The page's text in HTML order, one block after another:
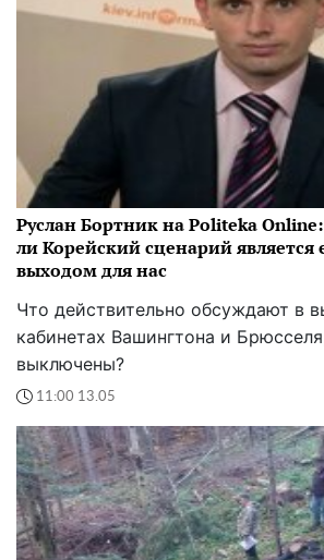
Руслан Бортник на Politeka
ли Корейский сценарий
выходом для нас
Что действительно обсуждают в
кабинетах Вашингтона и
выключены?
11:00 13.05